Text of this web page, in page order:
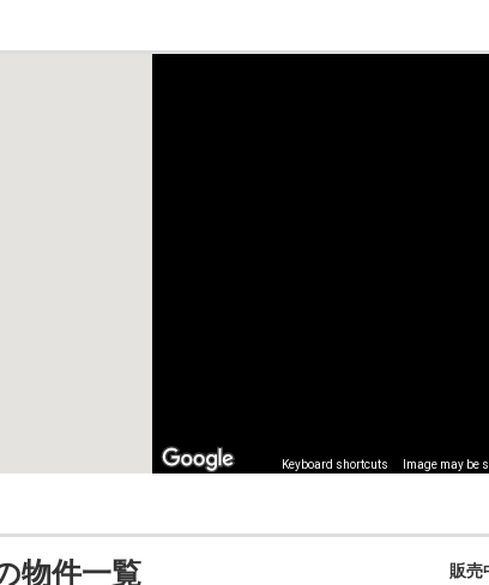
Keyboard shortcuts Image may be
物件一覧 販売